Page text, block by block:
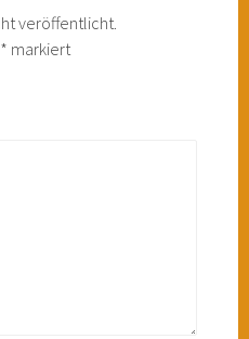
veröffentlicht.
* markiert